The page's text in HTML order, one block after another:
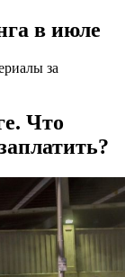
в июле
за
Что